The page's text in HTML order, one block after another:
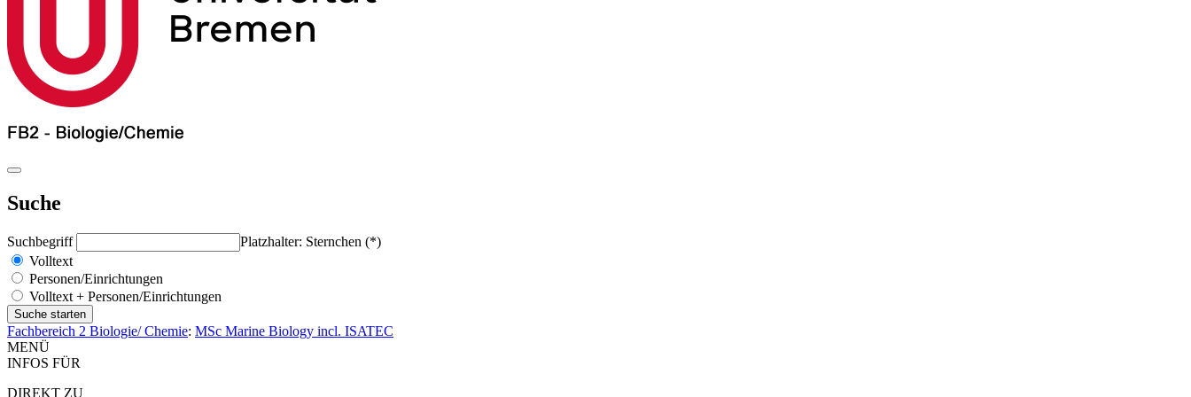
Suche
Suchbegriff
Platzhalter: Sternchen (*)
Volltext
Personen/Einrichtungen
Volltext + Personen/Einrichtungen
Fachbereich 2 Biologie/ Chemie: MSc Marine Biology incl. ISATEC
MENÜ
INFOS FÜR
DIREKT ZU